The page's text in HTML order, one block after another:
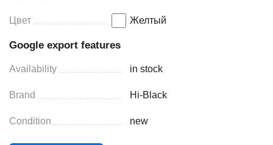
Цвет Желтый
Google export features
Availability in stock
Brand Hi-Black
Condition new